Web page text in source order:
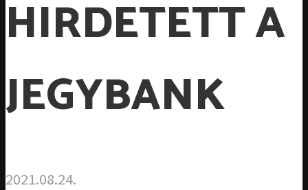
HIRDETETT A
JEGYBANK
2021.08.24.